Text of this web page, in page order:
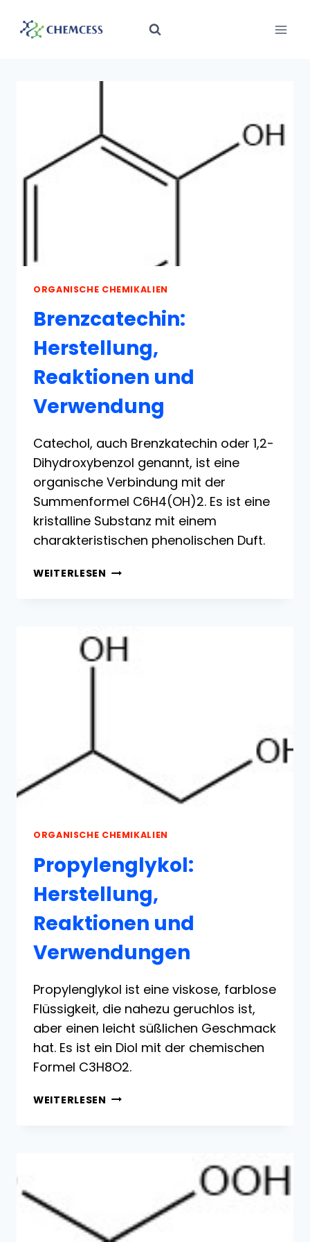
Inhalt
ORGANISCHE CHEMIKALIEN
Brenzcatechin:
Herstellung,
Reaktionen und
Verwendung
Catechol, auch Brenzkatechin oder 1,2-
Dihydroxybenzol genannt, ist eine
organische Verbindung mit der
Summenformel C6H4(OH)2. Es ist eine
kristalline Substanz mit einem
charakteristischen phenolischen Duft.
WEITERLESEN BRENZCATECHIN:
VERWENDUNG
ORGANISCHE CHEMIKALIEN
Propylenglykol:
Herstellung,
Reaktionen und
Verwendungen
Propylenglykol ist eine viskose, farblose
Flüssigkeit, die nahezu geruchlos ist,
aber einen leicht süßlichen Geschmack
hat. Es ist ein Diol mit der chemischen
Formel C3H8O2.
WEITERLESEN PROPYLENGLYKOL: